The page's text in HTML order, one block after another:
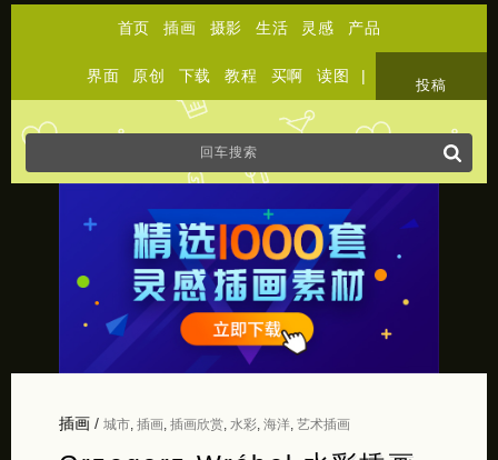
首页 插画 摄影 生活 灵感 产品
界面 原创 下载 教程 买啊 读图 |
投稿
插画/ 城市, 插画, 插画欣赏, 水彩, 海洋, 艺术插画